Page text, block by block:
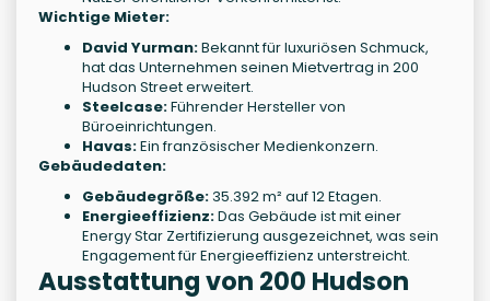
Wichtige Mieter:
David Yurman:Bekannt für luxuriösen Schmuck,
hat das Unternehmen seinen Mietvertrag in 200
Hudson Street erweitert.
Steelcase:Führender Hersteller von
Büroeinrichtungen.
Havas:Ein französischer Medienkonzern.
Gebäudedaten:
Gebäudegröße:35.392 m² auf 12 Etagen.
Energieeffizienz:Das Gebäude ist mit einer
Energy Star Zertifizierung ausgezeichnet, was sein
Engagement für Energieeffizienz unterstreicht.
Ausstattung von 200 Hudson